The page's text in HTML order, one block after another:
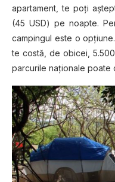
apartament, te poţi
(45 USD) pe noapte.
campingul este o
te costă, de obicei,
parcurile naţionale poate